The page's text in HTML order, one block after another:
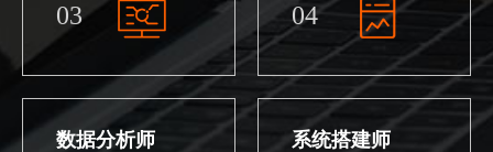
03 04
数据分析师 系统搭建师